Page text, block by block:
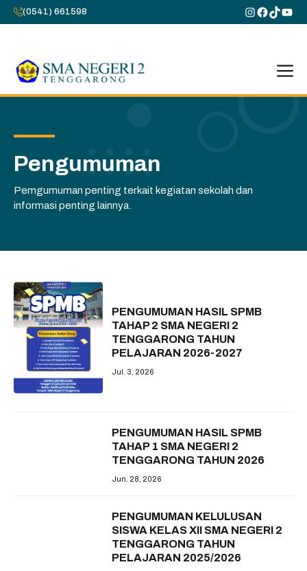
Skip
to
(0541) 661598 Instagram
TikTok
Pengumuman
Pemgumuman penting terkait kegiatan sekolah dan
informasi penting lainnya.
PENGUMUMAN HASIL SPMB
TAHAP 2 SMA NEGERI 2
TENGGARONG TAHUN
PELAJARAN 2026-2027
Jul. 3, 2026
PENGUMUMAN HASIL SPMB
TAHAP 1 SMA NEGERI 2
TENGGARONG TAHUN 2026
Jun. 28, 2026
PENGUMUMAN KELULUSAN
SISWA KELAS XII SMA NEGERI 2
TENGGARONG TAHUN
PELAJARAN 2025/2026